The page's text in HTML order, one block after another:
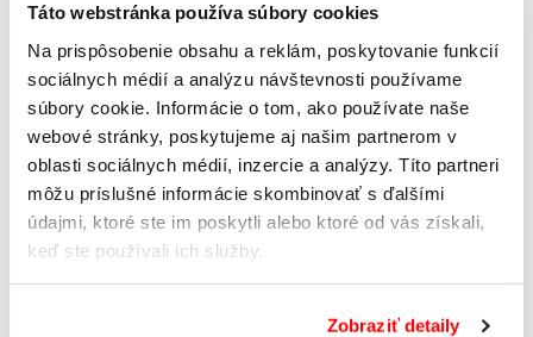
Táto webstránka používa súbory cookies
Na prispôsobenie obsahu a reklám, poskytovanie funkcií
sociálnych médií a analýzu návštevnosti používame
súbory cookie. Informácie o tom, ako používate naše
webové stránky, poskytujeme aj našim partnerom v
oblasti sociálnych médií, inzercie a analýzy. Títo partneri
môžu príslušné informácie skombinovať s ďalšími
údajmi, ktoré ste im poskytli alebo ktoré od vás získali,
keď ste používali ich služby.
Zobraziť detaily
CHLAPČENSKÁ ZIMNÁ
BUNDA S KAPUCŇOU
31,99€ 39,99€